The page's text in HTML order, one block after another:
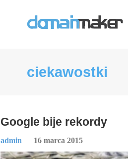
ciekawostki
Google bije rekordy
admin
16 marca 2015